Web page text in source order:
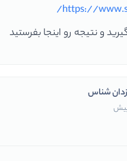
https://
و نتیجه رو اینجا بفرستید
شناس